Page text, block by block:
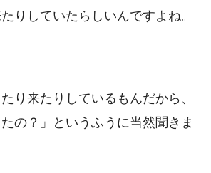
りしていたらしいんですよね。
り来たりしているもんだから、
たの？」というふうに当然聞きま